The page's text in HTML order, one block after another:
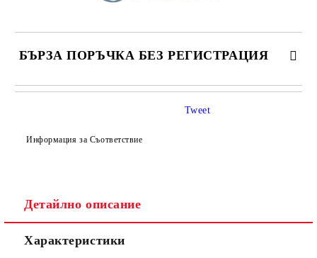
БЪРЗА ПОРЪЧКА БЕЗ РЕГИСТРАЦИЯ
САМО ПОПЪЛНЕТЕ 4 ПОЛЕТА
Съгласен съм сПолитиката за лични данни
Ние ще се свържем с вас в рамките на работния ден.
Информация за Съответствие
Tweet
Детайлно описание
Характеристики